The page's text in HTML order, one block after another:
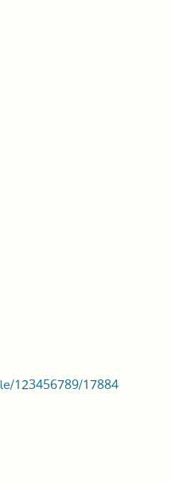
123456789/17884